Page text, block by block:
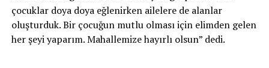
çocuklar doya doya eğlenirken ailelere de alanlar
oluşturduk. Bir çocuğun mutlu olması için elimden gelen
her şeyi yaparım. Mahallemize hayırlı olsun” dedi.